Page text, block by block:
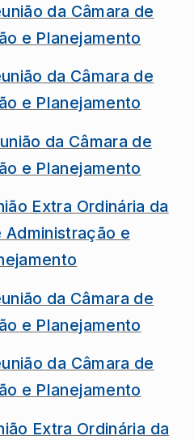
da Câmara de
e Planejamento
da Câmara de
e Planejamento
da Câmara de
e Planejamento
Extra Ordinária da
Administração e
da Câmara de
e Planejamento
da Câmara de
e Planejamento
Extra Ordinária da